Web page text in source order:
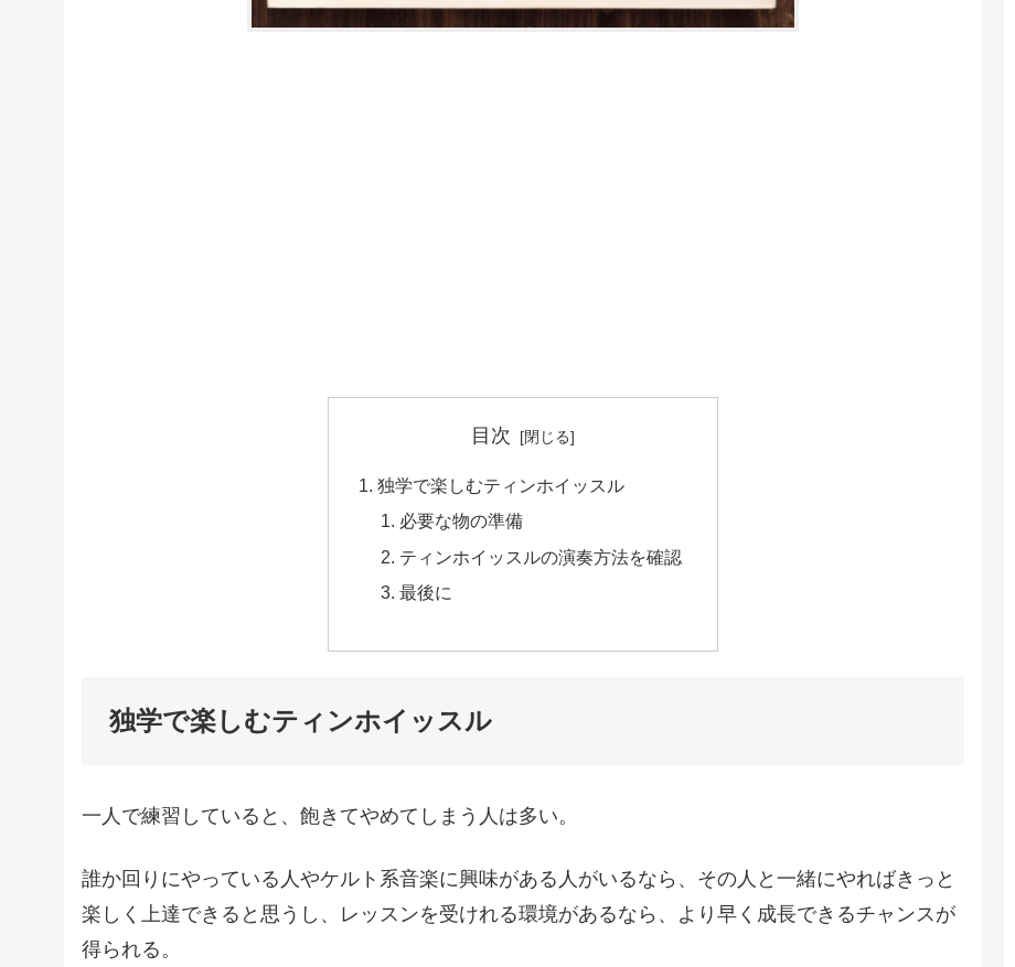
目次
独学で楽しむティンホイッスル
必要な物の準備
ティンホイッスルの演奏方法を確認
最後に
独学で楽しむティンホイッスル
一人で練習していると、飽きてやめてしまう人は多い。
誰か回りにやっている人やケルト系音楽に興味がある人がいるなら、その人と一緒にやればきっと
楽しく上達できると思うし、レッスンを受けれる環境があるなら、より早く成長できるチャンスが
得られる。